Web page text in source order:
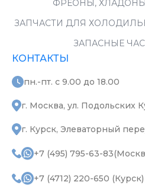
ФРЕОНЫ,
ЗАПЧАСТИ ДЛЯ
ЗАПАСНЫЕ
КОНТАКТЫ
пн.-пт. с 9.00 до 18.00
г. Москва, ул. Подольских
г. Курск, Элеваторный
+7 (495) 795-63-
+7 (4712) 220-650 (Курск)